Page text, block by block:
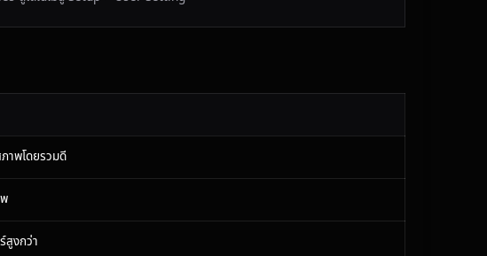
าพโดยรวมดี
สูงกว่า